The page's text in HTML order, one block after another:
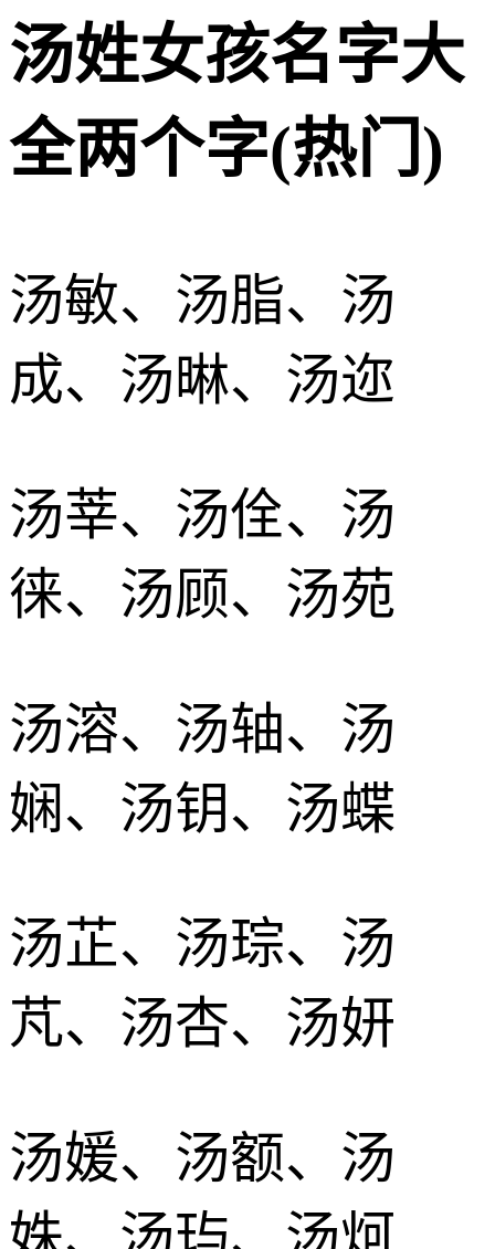
汤姓女孩名字大
全两个字(热门)
汤敏、汤脂、汤
成、汤晽、汤迩
汤莘、汤佺、汤
徕、汤顾、汤苑
汤溶、汤轴、汤
娴、汤钥、汤蝶
汤芷、汤琮、汤
芃、汤杏、汤妍
汤媛、汤额、汤